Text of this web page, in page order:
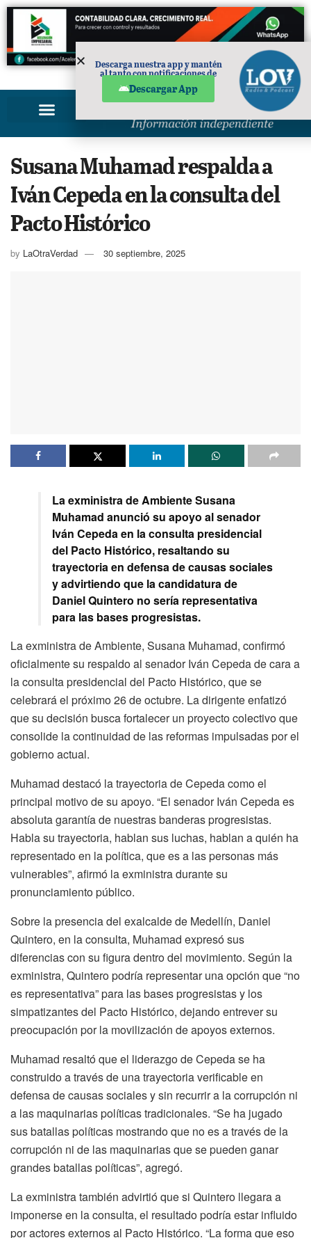
PUBLICIDAD
Susana Muhamad respalda a
Iván Cepeda en la consulta del
Pacto Histórico
by LaOtraVerdad 30 septiembre, 2025
La exministra de Ambiente Susana
Muhamad anunció su apoyo al senador
Iván Cepeda en la consulta presidencial
del Pacto Histórico, resaltando su
trayectoria en defensa de causas sociales
y advirtiendo que la candidatura de
Daniel Quintero no sería representativa
para las bases progresistas.
La exministra de Ambiente, Susana Muhamad, confirmó
oficialmente su respaldo al senador Iván Cepeda de cara a
la consulta presidencial del Pacto Histórico, que se
celebrará el próximo 26 de octubre. La dirigente enfatizó
que su decisión busca fortalecer un proyecto colectivo que
consolide la continuidad de las reformas impulsadas por el
gobierno actual.
Muhamad destacó la trayectoria de Cepeda como el
principal motivo de su apoyo. “El senador Iván Cepeda es
absoluta garantía de nuestras banderas progresistas.
Habla su trayectoria, hablan sus luchas, hablan a quién ha
representado en la política, que es a las personas más
vulnerables”, afirmó la exministra durante su
pronunciamiento público.
Sobre la presencia del exalcalde de Medellín, Daniel
Quintero, en la consulta, Muhamad expresó sus
diferencias con su figura dentro del movimiento. Según la
exministra, Quintero podría representar una opción que “no
es representativa” para las bases progresistas y los
simpatizantes del Pacto Histórico, dejando entrever su
preocupación por la movilización de apoyos externos.
Muhamad resaltó que el liderazgo de Cepeda se ha
construido a través de una trayectoria verificable en
defensa de causas sociales y sin recurrir a la corrupción ni
a las maquinarias políticas tradicionales. “Se ha jugado
sus batallas políticas mostrando que no es a través de la
corrupción ni de las maquinarias que se pueden ganar
grandes batallas políticas”, agregó.
La exministra también advirtió que si Quintero llegara a
imponerse en la consulta, el resultado podría estar influido
por actores externos al Pacto Histórico. “La forma que eso
Descarga nuestra app y mantén
al tanto con notificaciones de
Descargar App